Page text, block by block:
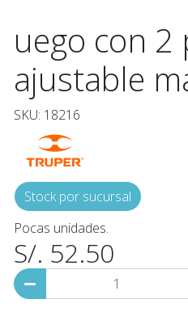
uego con 2
ajustable
SKU: 18216
Stock por sucursal
Pocas unidades.
S/. 52.50